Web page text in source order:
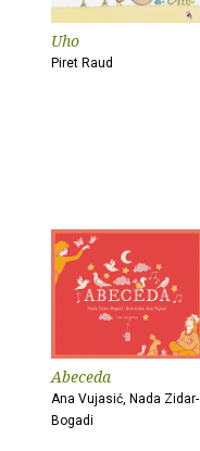
Uho
Piret Raud
Abeceda
Ana Vujasić, Nada Zidar-
Bogadi